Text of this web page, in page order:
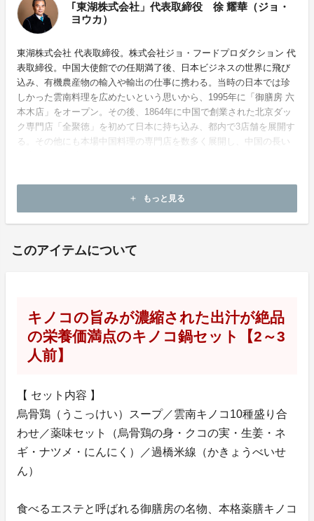
｢東湖株式会社」代表取締役 徐 耀華（ジョ・
ヨウカ）
東湖株式会社 代表取締役。株式会社ジョ・フードプロダクション 代
表取締役。中国大使館での任期満了後、日本ビジネスの世界に飛び
込み、有機農産物の輸入や輸出の仕事に携わる。当時の日本では珍
しかった雲南料理を広めたいという思いから、1995年に「御膳房 六
本木店」をオープン。その後、1864年に中国で創業された北京ダッ
ク専門店「全聚徳」を初めて日本に持ち込み、都内で3店舗を展開す
る。その他にも本場中国料理の専門店を数多く展開し、中国の長い
add もっと見る
このアイテムについて
キノコの旨みが濃縮された出汁が絶品
の栄養価満点のキノコ鍋セット【2～3
人前】
【 セット内容 】
烏骨鶏（うこっけい）スープ／雲南キノコ10種盛り合
わせ／薬味セット（烏骨鶏の身・クコの実・生姜・ネ
ギ・ナツメ・にんにく）／過橋米線（かきょうべいせ
ん）
食べるエステと呼ばれる御膳房の名物、本格薬膳キノコ